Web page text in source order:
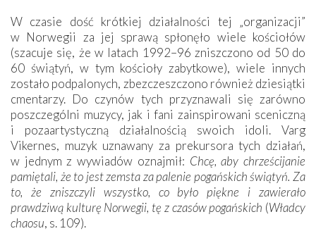
W czasie dość krótkiej działalności tej „organizacji”
w Norwegii za jej sprawą spłonęło wiele kościołów
(szacuje się, że w latach 1992–96 zniszczono od 50 do
60 świątyń, w tym kościoły zabytkowe), wiele innych
zostało podpalonych, zbezczeszczono również dziesiątki
cmentarzy. Do czynów tych przyznawali się zarówno
poszczególni muzycy, jak i fani zainspirowani sceniczną
i pozaartystyczną działalnością swoich idoli. Varg
Vikernes, muzyk uznawany za prekursora tych działań,
w jednym z wywiadów oznajmił: Chcę, aby chrześcijanie
pamiętali, że to jest zemsta za palenie pogańskich świątyń. Za
to, że zniszczyli wszystko, co było piękne i zawierało
prawdziwą kulturę Norwegii, tę z czasów pogańskich (Władcy
chaosu, s. 109).